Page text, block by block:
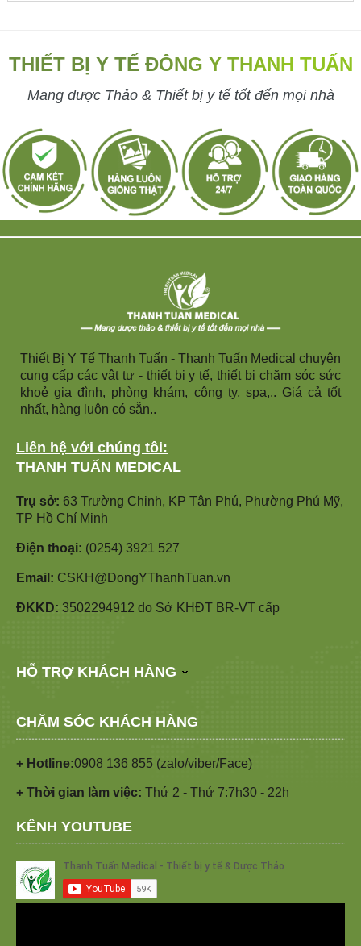
THIẾT BỊ Y TẾ ĐÔNG Y THANH TUẤN
Mang dược Thảo & Thiết bị y tế tốt đến mọi nhà
Thiết Bị Y Tế Thanh Tuấn - Thanh Tuấn Medical chuyên
cung cấp các vật tư - thiết bị y tế, thiết bị chăm sóc sức
khoẻ gia đình, phòng khám, công ty, spa,.. Giá cả tốt
nhất, hàng luôn có sẵn..
Liên hệ với chúng tôi:
THANH TUẤN MEDICAL
Trụ sở: 63 Trường Chinh, KP Tân Phú, Phường Phú Mỹ,
TP Hồ Chí Minh
Điện thoại: (0254) 3921 527
Email: CSKH@DongYThanhTuan.vn
ĐKKD: 3502294912 do Sở KHĐT BR-VT cấp
HỖ TRỢ KHÁCH HÀNG
CHĂM SÓC KHÁCH HÀNG
+ Hotline:0908 136 855 (zalo/viber/Face)
+ Thời gian làm việc: Thứ 2 - Thứ 7:7h30 - 22h
KÊNH YOUTUBE